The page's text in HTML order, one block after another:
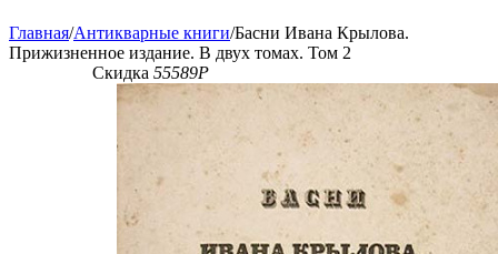
Главная/Антикварные книги/Басни Ивана Крылова.
Прижизненное издание. В двух томах. Том 2
Скидка 55589Р